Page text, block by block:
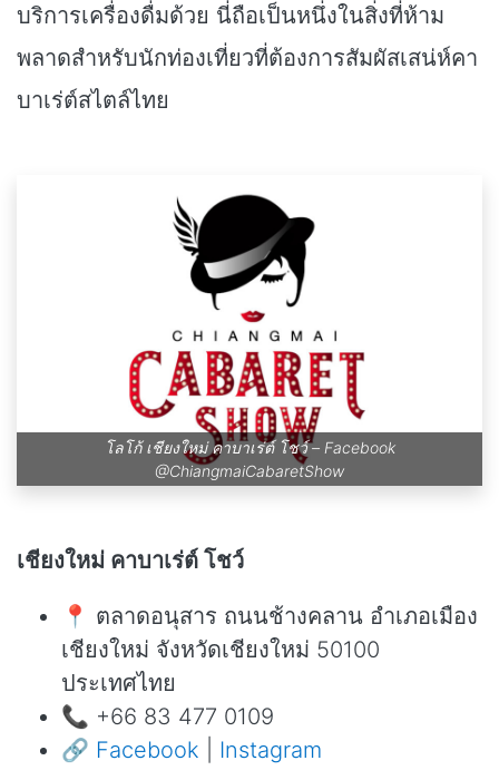
บริการเครื่องดื่มด้วย นี่ถือเป็นหนึ่งในสิ่งที่ห้าม
พลาดสำหรับนักท่องเที่ยวที่ต้องการสัมผัสเสน่ห์คา
บาเร่ต์สไตล์ไทย
โลโก้ เชียงใหม่ คาบาเร่ต์ โชว์ – Facebook
@ChiangmaiCabaretShow
เชียงใหม่ คาบาเร่ต์ โชว์
📍 ตลาดอนุสาร ถนนช้างคลาน อำเภอเมือง
เชียงใหม่ จังหวัดเชียงใหม่ 50100
ประเทศไทย
📞 +66 83 477 0109
🔗 Facebook Instagram